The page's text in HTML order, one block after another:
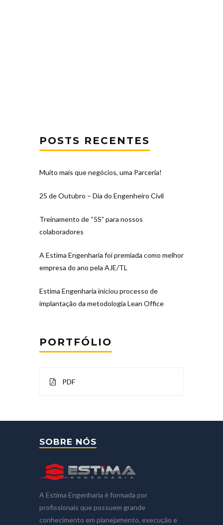
POSTS RECENTES
Muito mais que negócios, uma Parceria!
25 de Outubro – Dia do Engenheiro Civil
Treinamento de “5S” para nossos
colaboradores
A Estima Engenharia foi premiada como melhor
empresa do ano pela AJE/TL
Estima Engenharia iniciou processo de
implantação da metodologia Lean Office
PORTFÓLIO
PDF
SOBRE NÓS
A Estima Engenharia é formada por
profissionais que possuem grande
conhecimento em planejamento, execução e